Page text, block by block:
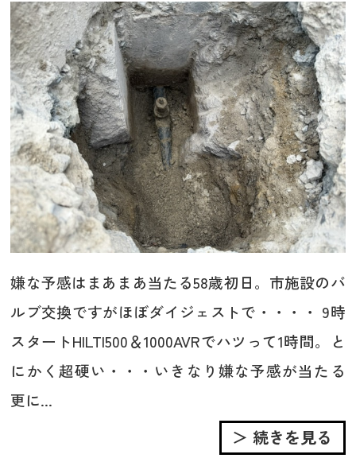
嫌な予感はまあまあ当たる58歳初日。市施設のバ
ルブ交換ですがほぼダイジェストで・・・・ 9時
スタートHILTI500＆1000AVRでハツって1時間。と
にかく超硬い・・・いきなり嫌な予感が当たる
更に...
＞ 続きを見る